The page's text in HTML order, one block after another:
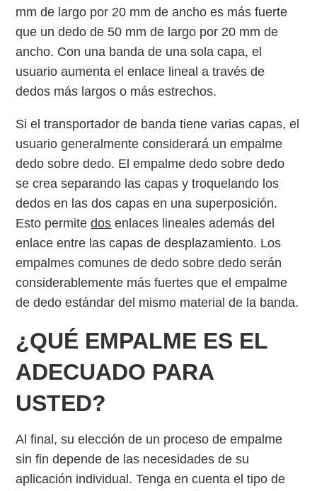
mm de largo por 20 mm de ancho es más fuerte
que un dedo de 50 mm de largo por 20 mm de
ancho. Con una banda de una sola capa, el
usuario aumenta el enlace lineal a través de
dedos más largos o más estrechos.
Si el transportador de banda tiene varias capas, el
usuario generalmente considerará un empalme
dedo sobre dedo. El empalme dedo sobre dedo
se crea separando las capas y troquelando los
dedos en las dos capas en una superposición.
Esto permitedos enlaces lineales además del
enlace entre las capas de desplazamiento. Los
empalmes comunes de dedo sobre dedo serán
considerablemente más fuertes que el empalme
de dedo estándar del mismo material de la banda.
¿QUÉ EMPALME ES EL
ADECUADO PARA
USTED?
Al final, su elección de un proceso de empalme
sin fin depende de las necesidades de su
aplicación individual. Tenga en cuenta el tipo de